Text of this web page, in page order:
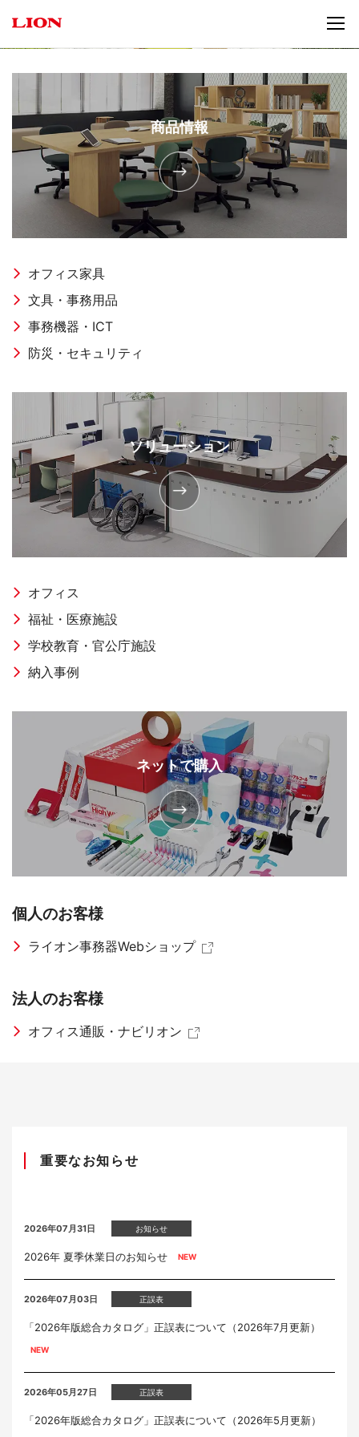
オフィス家具
文具・事務用品
事務機器・ICT
防災・セキュリティ
商品情報
オフィス
福祉・医療施設
学校教育・官公庁施設
納入事例
ソリューション
個人のお客様
ライオン事務器Webショップ
法人のお客様
オフィス通販・ナビリオン
ネットで購入
重要なお知らせ
2026年07月31日 お知らせ
2026年 夏季休業日のお知らせ
2026年07月03日 正誤表
「2026年版総合カタログ」正誤表について（2026年7月更新）
2026年05月27日 正誤表
「2026年版総合カタログ」正誤表について（2026年5月更新）